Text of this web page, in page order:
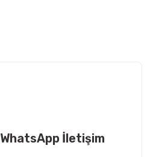
WhatsApp İletişim